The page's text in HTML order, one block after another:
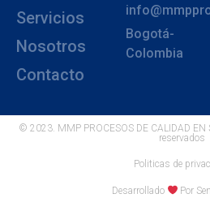
Servicios
Nosotros
Contacto
Bogotá-
Colombia
© 2023. MMP PROCESOS DE CALIDAD EN
reservados
Politicas de
Desarrollado Por